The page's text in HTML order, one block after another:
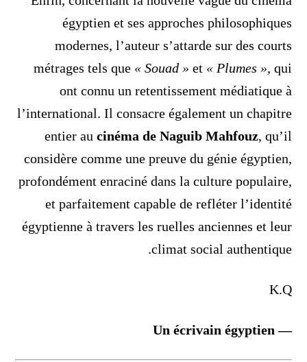
égyptien et ses approches philosophiques
modernes, l’auteur s’attarde sur des courts
métrages tels que « Souad » et « Plumes », qui
ont connu un retentissement médiatique à
l’international. Il consacre également un chapitre
entier au cinéma de Naguib Mahfouz, qu’il
considère comme une preuve du génie égyptien,
profondément enraciné dans la culture populaire,
et parfaitement capable de refléter l’identité
égyptienne à travers les ruelles anciennes et leur
climat social authentique.
K.Q
— Un écrivain égyptien